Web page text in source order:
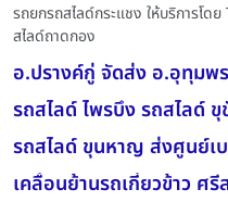
รถยกรถสไลด์กระแชง ให้บริการโ
สไลด์ถาดกอง
อ.ปรางค์กู่ จัดส่ง อ.อุทุมพร
รถสไลด์ ไพรบึง รถสไลด์
รถสไลด์ ขุนหาญ ส่งศูนย์เ
เคลื่อนย้านรถเกี่ยวข้าว ศ